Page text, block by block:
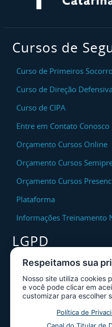
Cursos de
Curso de Primeiros
Curso de Direção Defensiva
Curso de CIPA
Entre em Contato Conosco
Orçamento Cursos Online
Orçamento Cursos
Orçamento Cursos
Plataforma
Informações Treinamento
LGPD
Encarregado DPO
Canal de Atendimento ao
Dados
Política de Privacidade
Respeitamos sua
Nosso site utiliza cookies
e você pode clicar em
customizar para escolher
Política de